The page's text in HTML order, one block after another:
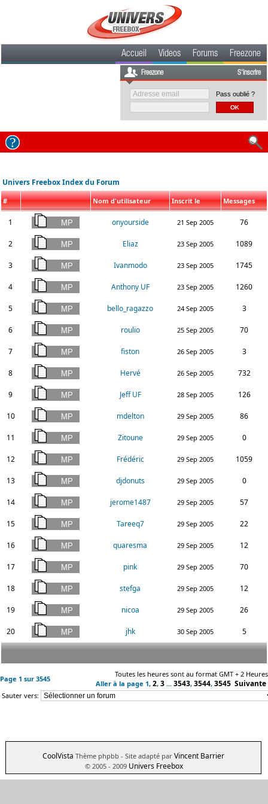
Accueil Videos Forums Freezone
Freezone S'inscrire
Pass oublié ?
Univers Freebox Index du Forum
# Nom d'utilisateur Inscrit le Messages
1 onyourside 21 Sep 2005 76
2 Eliaz 23 Sep 2005 1089
3 Ivanmodo 23 Sep 2005 1745
4 Anthony UF 23 Sep 2005 1260
5 bello_ragazzo 24 Sep 2005 3
6 roulio 25 Sep 2005 70
7 fiston 26 Sep 2005 3
8 Hervé 26 Sep 2005 732
9 Jeff UF 28 Sep 2005 126
10 mdelton 29 Sep 2005 86
11 Zitoune 29 Sep 2005 0
12 Frédéric 29 Sep 2005 1059
13 djdonuts 29 Sep 2005 0
14 jerome1487 29 Sep 2005 57
15 Tareeq7 29 Sep 2005 22
16 quaresma 29 Sep 2005 12
17 pink 29 Sep 2005 70
18 stefga 29 Sep 2005 12
19 nicoa 29 Sep 2005 26
20 jhk 30 Sep 2005 5
Page 1 sur 3545
Toutes les heures sont au format GMT + 2 Heures
Aller à la page 1, 2, 3 ... 3543, 3544, 3545 Suivante
Sauter vers:
CoolVista Thème phpbb - Site adapté par Vincent Barrier
© 2005 - 2009 Univers Freebox